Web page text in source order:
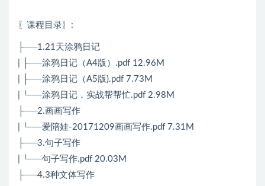
〖课程目录〗 :
├──1.21天涂鸦日记
| ├──涂鸦日记（A4版）.pdf 12.96M
| ├──涂鸦日记（A5版).pdf 7.73M
| └──涂鸦日记，实战帮帮忙.pdf 2.98M
├──2.画画写作
| └──爱陪娃-20171209画画写作.pdf 7.31M
├──3.句子写作
| └──句子写作.pdf 20.03M
├──4.3种文体写作